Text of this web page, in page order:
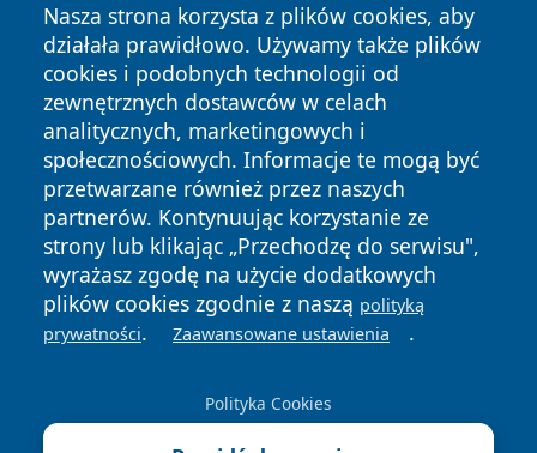
Nasza strona korzysta z plików cookies, aby
działała prawidłowo. Używamy także plików
cookies i podobnych technologii od
zewnętrznych dostawców w celach
analitycznych, marketingowych i
społecznościowych. Informacje te mogą być
przetwarzane również przez naszych
partnerów. Kontynuując korzystanie ze
strony lub klikając „Przechodzę do serwisu",
wyrażasz zgodę na użycie dodatkowych
plików cookies zgodnie z naszą polityką
prywatności. Zaawansowane ustawienia .
Polityka Cookies
Copyright © 2026 portalzory.pl Wszystkie prawa zastrzeżone.